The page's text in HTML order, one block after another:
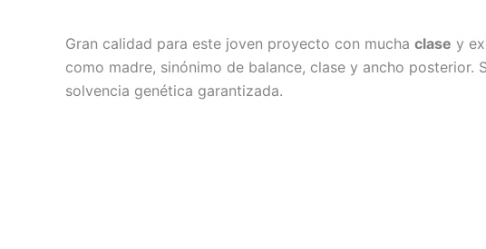
Gran calidad para este joven proyecto con mucha clase y
como madre, sinónimo de balance, clase y ancho posterior.
solvencia genética garantizada.